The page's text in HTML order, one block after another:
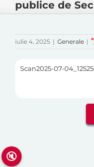
publice de
iulie 4, 2025 | Generale |
Scan2025-07-
🔇